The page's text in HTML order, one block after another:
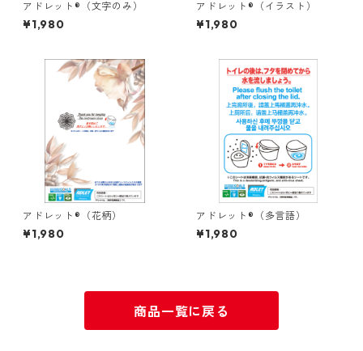
アドレット®（文字のみ）
¥1,980
アドレット®（イラスト）
¥1,980
アドレット®（花柄）
¥1,980
アドレット®（多言語）
¥1,980
商品一覧に戻る